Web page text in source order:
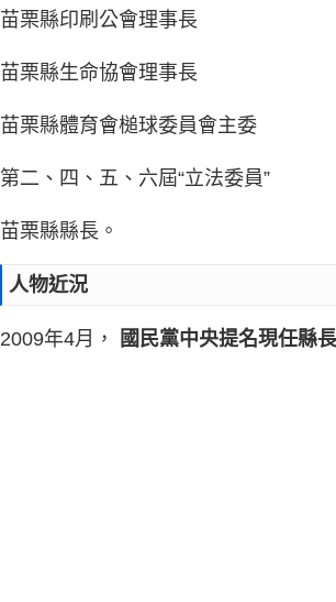
苗栗縣印刷公會理事長
苗栗縣生命協會理事長
苗栗縣體育會槌球委員會主委
第二、四、五、六屆“立法委員”
苗栗縣縣長。
人物近況
2009年4月， 國民黨中央提名現任縣